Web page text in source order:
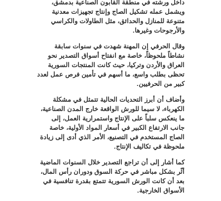
داخل ورشته في منطقة القابون الصناعية بدمشق،
ويشمل عمله تشكيل الصاج وإنتاج تجهيزات معدنية
متنوعة للمنازل والحدائق، مثل الطاولات والكراسي
والأرجوحات وغيرها.
وقال الحرفي إن المهنة شهدت في سنوات سابقة
نشاطاً ملحوظاً، خاصة مع انفتاح أسواق التصدير نحو
العراق والأردن وتركيا، حيث كانت المنتجات السورية
تحظى بطلب واسع، ما أسهم في تأمين فرص عمل لعدد
كبير من الحرفيين.
وأضاف أن أبرز التحديات الحالية تتمثل في مشكلة
الكهرباء، لا سيما للورش الواقعة خارج المدن الصناعية،
ما ينعكس سلباً على الإنتاج واستمرارية العمل، إلى
جانب الارتفاع الكبير في أسعار المواد الأولية، خاصة
الصاج المستخدم في التصنيع، الأمر الذي أدى إلى زيادة
ملحوظة في تكاليف الإنتاج.
كما أشار إلى أن تراجع التصدير خلال السنوات الماضية
أثّر بشكل مباشر في حركة السوق ودوران رأس المال،
بعد أن كانت الورش السورية تتمتع بقدرة تنافسية في
الأسواق الخارجية.